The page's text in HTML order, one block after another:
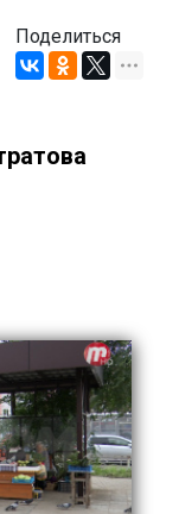
Поделиться